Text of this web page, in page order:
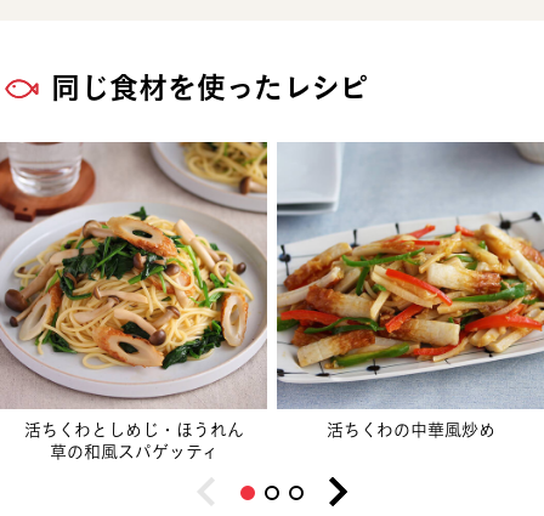
同じ食材を使ったレシピ
活ちくわとしめじ・ほうれん
草の和風スパゲッティ
活ちくわの中華風炒め